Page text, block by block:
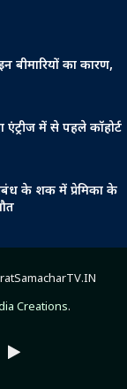
का कारण,
में से पहले कॉहोर्ट
के शक में प्रेमिका के
Creations.
Google